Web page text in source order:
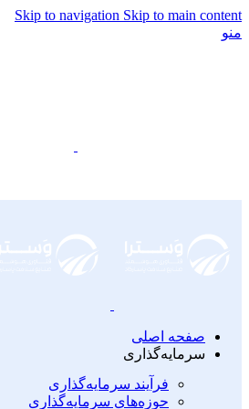
Skip to navigation Skip to main content
منو
صفحه اصلی
سرمایه‌گذاری
فرآیند سرمایه‌گذاری
حوزه‌های سرمایه‌گذاری